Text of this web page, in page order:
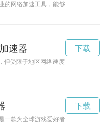
的网络加速工具，能够帮助用户快速
速器
但受限于地区网络速度？不用担心，
下载
一款为全球游戏爱好者量身定制的加
下载